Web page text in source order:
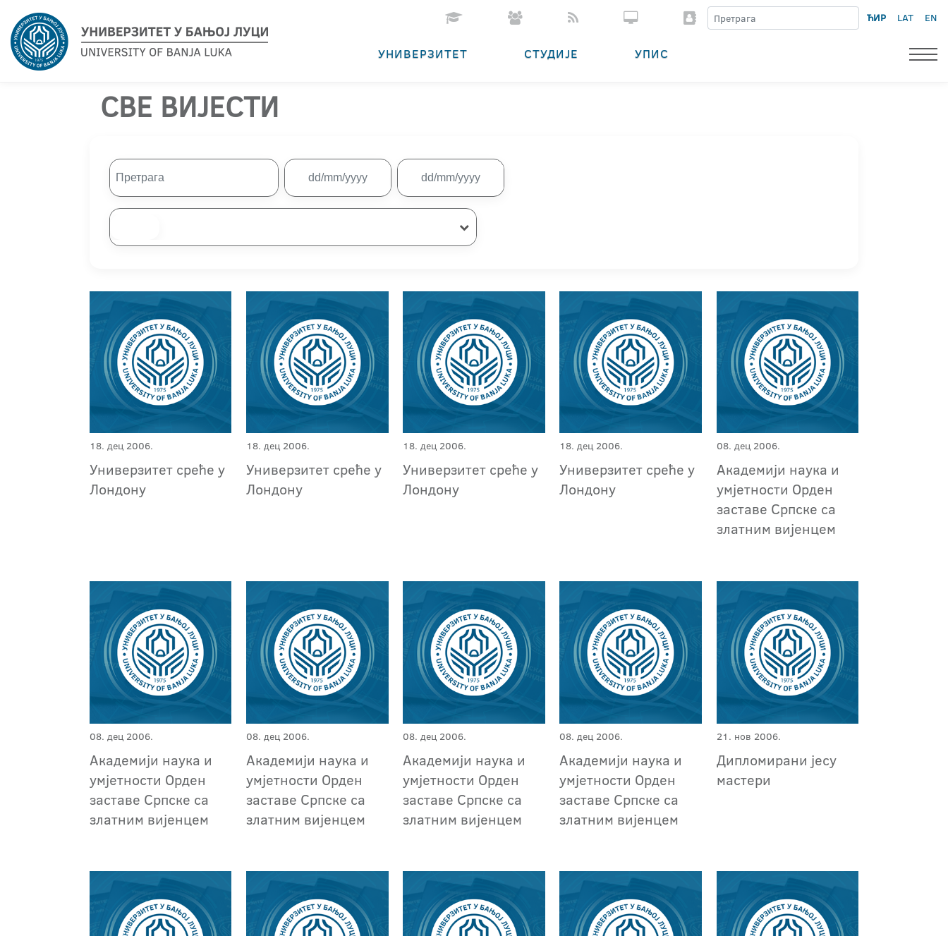
ЋИР LAT EN
УНИВЕРЗИТЕТ СТУДИЈЕ УПИС
СВЕ ВИЈЕСТИ
18. дец 2006.
Универзитет среће у
Лондону
18. дец 2006.
Универзитет среће у
Лондону
18. дец 2006.
Универзитет среће у
Лондону
18. дец 2006.
Универзитет среће у
Лондону
08. дец 2006.
Академији наука и
умјетности Орден
заставе Српске са
златним вијенцем
08. дец 2006.
Академији наука и
умјетности Орден
заставе Српске са
златним вијенцем
08. дец 2006.
Академији наука и
умјетности Орден
заставе Српске са
златним вијенцем
08. дец 2006.
Академији наука и
умјетности Орден
заставе Српске са
златним вијенцем
08. дец 2006.
Академији наука и
умјетности Орден
заставе Српске са
златним вијенцем
21. нов 2006.
Дипломирани јесу
мастери